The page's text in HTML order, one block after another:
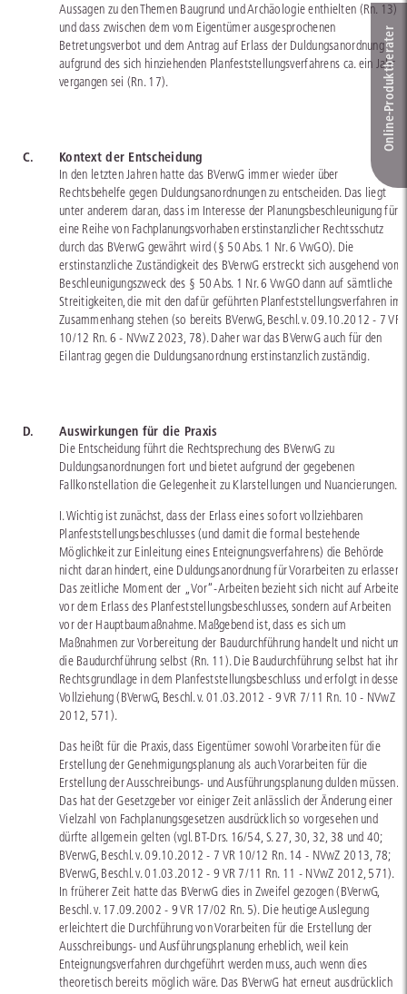
Aussagen zu den Themen Baugrund und Archäologie enthielten (Rn. 13)
und dass zwischen dem vom Eigentümer ausgesprochenen
Betretungsverbot und dem Antrag auf Erlass der Duldungsanordnung
aufgrund des sich hinziehenden Planfeststellungsverfahrens ca. ein Jahr
vergangen sei (Rn. 17).
C. Kontext der Entscheidung
In den letzten Jahren hatte das BVerwG immer wieder über
Rechtsbehelfe gegen Duldungsanordnungen zu entscheiden. Das liegt
unter anderem daran, dass im Interesse der Planungsbeschleunigung für
eine Reihe von Fachplanungsvorhaben erstinstanzlicher Rechtsschutz
durch das BVerwG gewährt wird (§ 50 Abs. 1 Nr. 6 VwGO). Die
erstinstanzliche Zuständigkeit des BVerwG erstreckt sich ausgehend vom
Beschleunigungszweck des § 50 Abs. 1 Nr. 6 VwGO dann auf sämtliche
Streitigkeiten, die mit den dafür geführten Planfeststellungsverfahren im
Zusammenhang stehen (so bereits BVerwG, Beschl. v. 09.10.2012 - 7 VR
10/12 Rn. 6 - NVwZ 2023, 78). Daher war das BVerwG auch für den
Eilantrag gegen die Duldungsanordnung erstinstanzlich zuständig.
D. Auswirkungen für die Praxis
Die Entscheidung führt die Rechtsprechung des BVerwG zu
Duldungsanordnungen fort und bietet aufgrund der gegebenen
Fallkonstellation die Gelegenheit zu Klarstellungen und Nuancierungen.
I. Wichtig ist zunächst, dass der Erlass eines sofort vollziehbaren
Planfeststellungsbeschlusses (und damit die formal bestehende
Möglichkeit zur Einleitung eines Enteignungsverfahrens) die Behörde
nicht daran hindert, eine Duldungsanordnung für Vorarbeiten zu erlassen.
Das zeitliche Moment der „Vor“-Arbeiten bezieht sich nicht auf Arbeiten
vor dem Erlass des Planfeststellungsbeschlusses, sondern auf Arbeiten
vor der Hauptbaumaßnahme. Maßgebend ist, dass es sich um
Maßnahmen zur Vorbereitung der Baudurchführung handelt und nicht um
die Baudurchführung selbst (Rn. 11). Die Baudurchführung selbst hat ihre
Rechtsgrundlage in dem Planfeststellungsbeschluss und erfolgt in dessen
Vollziehung (BVerwG, Beschl. v. 01.03.2012 - 9 VR 7/11 Rn. 10 - NVwZ
2012, 571).
Das heißt für die Praxis, dass Eigentümer sowohl Vorarbeiten für die
Erstellung der Genehmigungsplanung als auch Vorarbeiten für die
Erstellung der Ausschreibungs- und Ausführungsplanung dulden müssen.
Das hat der Gesetzgeber vor einiger Zeit anlässlich der Änderung einer
Vielzahl von Fachplanungsgesetzen ausdrücklich so vorgesehen und
dürfte allgemein gelten (vgl.BT-Drs. 16/54, S. 27, 30, 32, 38 und 40;
BVerwG, Beschl. v. 09.10.2012 - 7 VR 10/12 Rn. 14 - NVwZ 2013, 78;
BVerwG, Beschl. v. 01.03.2012 - 9 VR 7/11 Rn. 11 - NVwZ 2012, 571).
In früherer Zeit hatte das BVerwG dies in Zweifel gezogen (BVerwG,
Beschl. v. 17.09.2002 - 9 VR 17/02 Rn. 5). Die heutige Auslegung
erleichtert die Durchführung von Vorarbeiten für die Erstellung der
Ausschreibungs- und Ausführungsplanung erheblich, weil kein
Enteignungsverfahren durchgeführt werden muss, auch wenn dies
theoretisch bereits möglich wäre. Das BVerwG hat erneut ausdrücklich
Online-Produkt­berater